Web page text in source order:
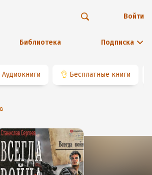
Библиотека Подписка
Войти
Аудиокниги 👌 Бесплатные книги